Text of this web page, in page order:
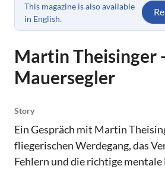
This magazine is also available
in English.
Martin Theisinger
Mauersegler
Story
Ein Gespräch mit Martin
fliegerischen Werdegang, das
Fehlern und die richtige